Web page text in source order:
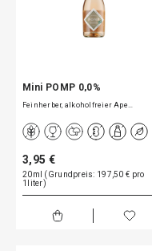
Mini POMP 0,0%
Feinherber, alkoholfreier Ape…
3,95 €
20ml (Grundpreis: 197,50 € pro
1liter)